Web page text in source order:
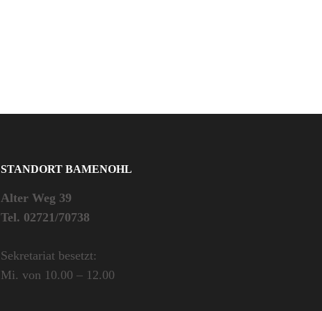
STANDORT BAMENOHL
Alter Weg 39
Tel. 02721/70738
Sekretariat besetzt:
Mi. von 10.00 – 12.00